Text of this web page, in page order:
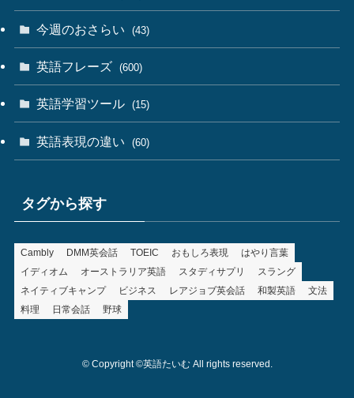
今週のおさらい (43)
英語フレーズ (600)
英語学習ツール (15)
英語表現の違い (60)
タグから探す
Cambly DMM英会話 TOEIC おもしろ表現
はやり言葉
イディオム
オーストラリア英語 スタディサプリ
スラング
ネイティブキャンプ
ビジネス レアジョブ英会話 和製英語
文法
料理
日常会話 野球
©Copyright ©英語たいむ All rights reserved.